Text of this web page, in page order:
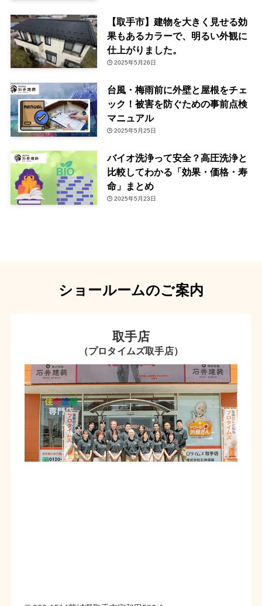
【取手市】建物を大きく見せる効
果もあるカラーで、明るい外観に
仕上がりました。
2025年5月26日
台風・梅雨前に外壁と屋根をチェ
ック！被害を防ぐための事前点検
マニュアル
2025年5月25日
バイオ洗浄って安全？高圧洗浄と
比較してわかる「効果・価格・寿
命」まとめ
2025年5月23日
ショールームのご案内
取手店
（プロタイムズ取手店）